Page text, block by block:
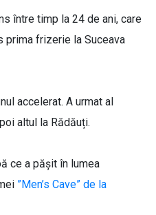
între timp la 24 de ani, care
prima frizerie la Suceava
accelerat. A urmat al
altul la Rădăuți.
ce a pășit în lumea
”Men’s Cave” de la